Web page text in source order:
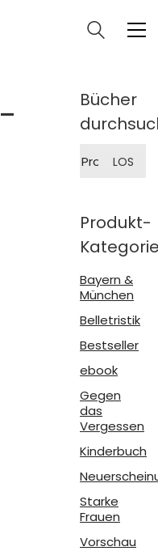
Bücher
nach:
LOS
Produkt-
Bayern &
München
Belletristik
Bestseller
ebook
Gegen
das
Vergessen
Kinderbuch
Starke
Frauen
Vorschau